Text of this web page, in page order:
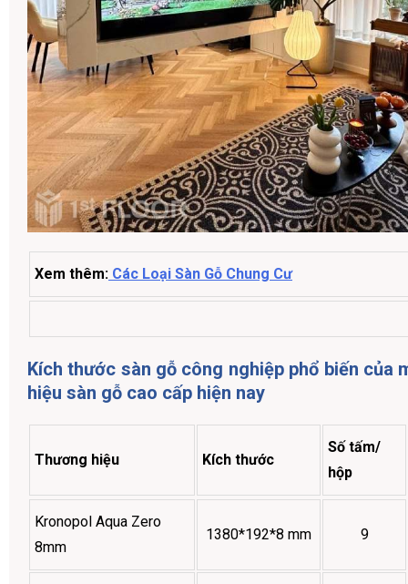
Xem thêm: Các Loại Sàn Gỗ Chung Cư
Kích thước sàn gỗ công nghiệp phổ biến của
hiệu sàn gỗ cao cấp hiện nay
Thương hiệu Kích thước
Số tấm/
hộp
Kronopol Aqua Zero
8mm
1380*192*8 mm 9